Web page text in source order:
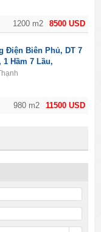
8500 USD
1200 m2
11500 USD
980 m2
Điện Biên Phủ, DT 7
1 Hầm 7 Lầu,